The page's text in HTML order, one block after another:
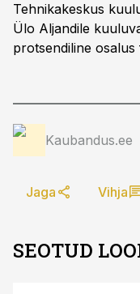
Tehnikakeskus
Ülo Aljandile
protsendiline osalus
Kaubandus.ee
Jaga Vihja
SEOTUD